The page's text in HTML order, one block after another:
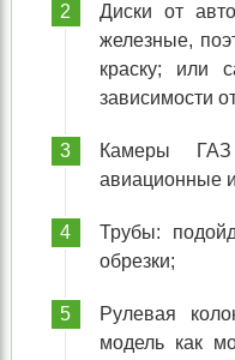
Диски от
железные,
краску; или
зависимости
Камеры
авиационные
Трубы:
обрезки;
Рулевая
модель как